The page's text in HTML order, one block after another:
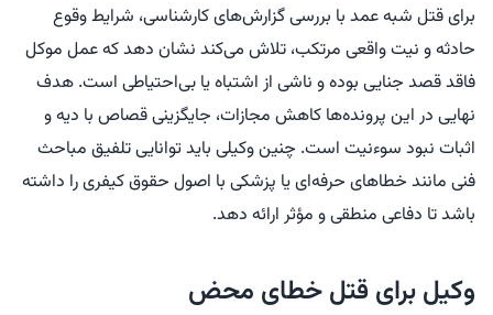
برای قتل شبه عمد با بررسی گزارش‌های کارشناسی، شرایط وقوع
حادثه و نیت واقعی مرتکب، تلاش می‌کند نشان دهد که عمل موکل
فاقد قصد جنایی بوده و ناشی از اشتباه یا بی‌احتیاطی است. هدف
نهایی در این پرونده‌ها کاهش مجازات، جایگزینی قصاص با دیه و
اثبات نبود سوءنیت است. چنین وکیلی باید توانایی تلفیق مباحث
فنی مانند خطاهای حرفه‌ای یا پزشکی با اصول حقوق کیفری را داشته
باشد تا دفاعی منطقی و مؤثر ارائه دهد.
وکیل برای قتل خطای محض